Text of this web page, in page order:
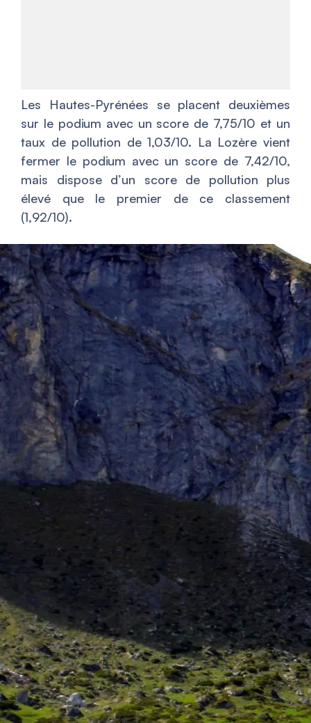
Les Hautes-Pyrénées se placent deuxièmes
sur le podium avec un score de 7,75/10 et un
taux de pollution de 1,03/10. La Lozère vient
fermer le podium avec un score de 7,42/10,
mais dispose d’un score de pollution plus
élevé que le premier de ce classement
(1,92/10).